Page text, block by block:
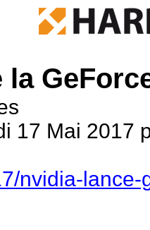
17 Mai 2017
nvidia-